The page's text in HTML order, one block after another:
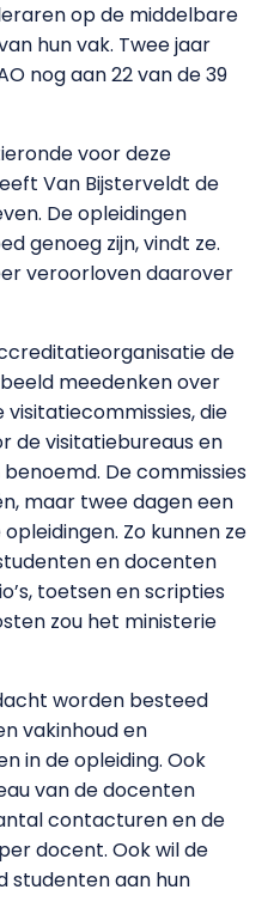
op de middelbare
hun vak. Twee jaar
nog aan 22 van de 39
voor deze
Van Bijsterveldt de
De opleidingen
genoeg zijn, vindt ze.
veroorloven daarover
de
meedenken over
die
de visitatiebureaus en
De commissies
maar twee dagen een
Zo kunnen ze
en docenten
toetsen en scripties
zou het ministerie
worden besteed
vakinhoud en
in de opleiding. Ook
van de docenten
contacturen en de
docent. Ook wil de
studenten aan hun